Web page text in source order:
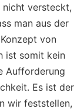
nicht versteckt,
man aus der
von
ist somit kein
Aufforderung
Es ist der
wir feststellen,